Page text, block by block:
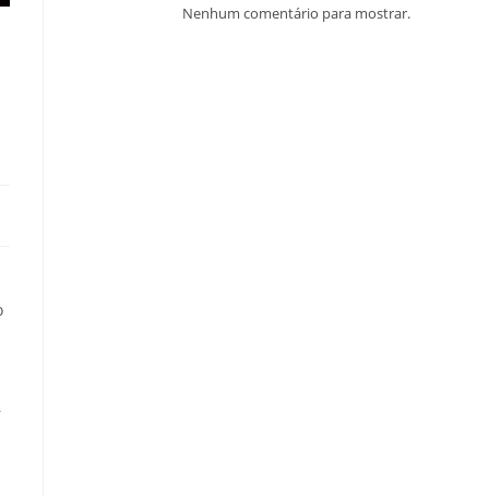
Nenhum comentário para mostrar.